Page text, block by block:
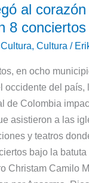
al
8 conciertos
,Cultura /
en ocho
occidente del país,
de Colombia
asistieron a las
y teatros
bajo la
Christam Camilo